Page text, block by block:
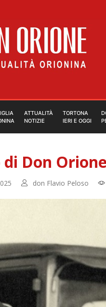
ATTUALITÀ
NOTIZIE
TORTONA
IERI E OGGI
Don
don Flavio Peloso